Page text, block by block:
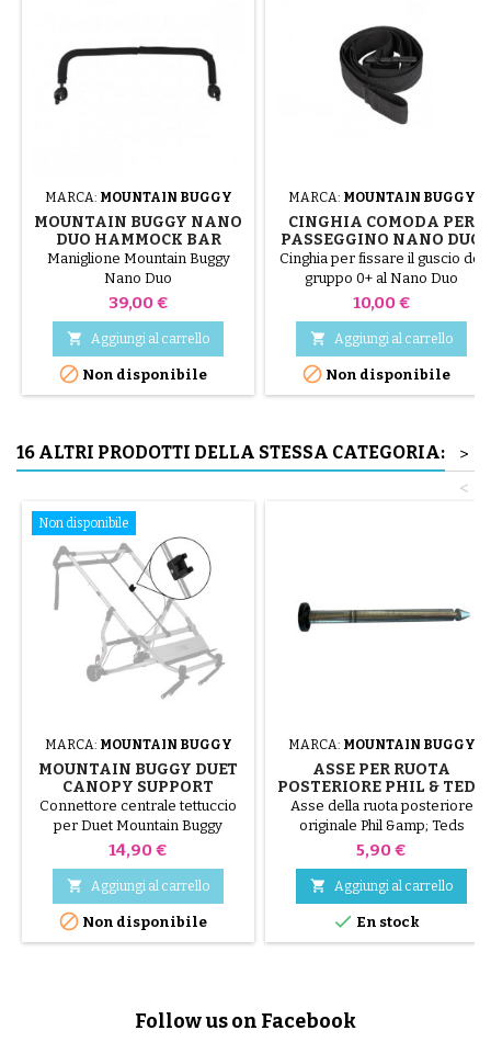
MARCA: MOUNTAIN BUGGY
MOUNTAIN BUGGY NANO
DUO HAMMOCK BAR
Maniglione Mountain Buggy
Nano Duo
Prezzo
39,00 €
 Aggiungi al carrello
 Non disponibile
MARCA: MOUNTAIN BUGGY
CINGHIA COMODA PER
PASSEGGINO NANO DUO
MOUNTAIN BUGGY
Cinghia per fissare il guscio del
gruppo 0+ al Nano Duo
Mountain Buggy
Prezzo
10,00 €
 Aggiungi al carrello
 Non disponibile
16 ALTRI PRODOTTI DELLA STESSA CATEGORIA:
>
<
Non disponibile
MARCA: MOUNTAIN BUGGY
MOUNTAIN BUGGY DUET
CANOPY SUPPORT
Connettore centrale tettuccio
per Duet Mountain Buggy
Prezzo
14,90 €
 Aggiungi al carrello
 Non disponibile
MARCA: MOUNTAIN BUGGY
ASSE PER RUOTA
POSTERIORE PHIL & TEDS
- PER PASSEGGINI DOT /
SPORT / DASH / VOYAGER
Asse della ruota posteriore
originale Phil &amp; Teds
compatibile con i passeggini
Voyager dal 2019. Pezzo di
ricambio affidabile e durevole.
Prezzo
5,90 €
 Aggiungi al carrello
 En stock
Follow us on Facebook